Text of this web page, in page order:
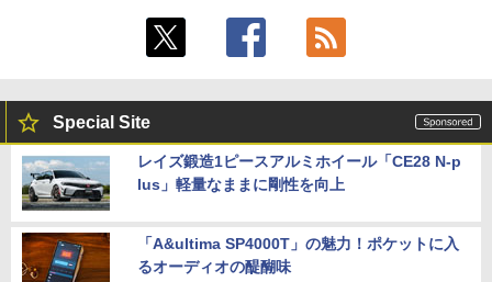
Special Site
レイズ鍛造1ピースアルミホイール「CE28 N-p
lus」軽量なままに剛性を向上
「A&ultima SP4000T」の魅力！ポケットに入
るオーディオの醍醐味